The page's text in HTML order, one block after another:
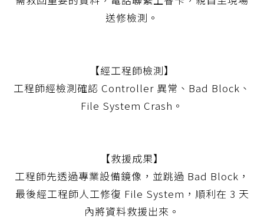
送修檢測。
【經工程師檢測】
工程師經檢測確認 Controller 異常、Bad Block、
File System Crash。
【救援成果】
工程師先透過專業設備鏡像，並跳過 Bad Block，
最後經工程師人工修復 File System，順利在 3 天
內將資料救援出來。